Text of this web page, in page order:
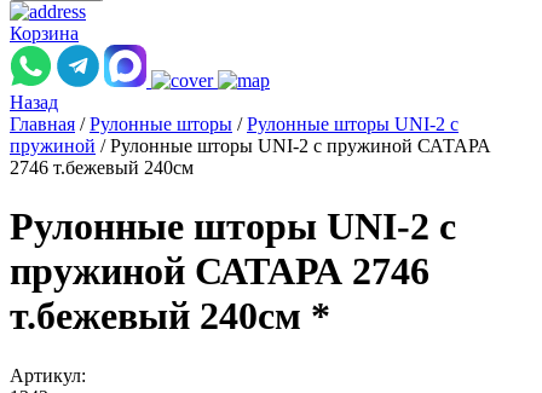
Корзина
Назад
Главная / Рулонные шторы / Рулонные шторы UNI-2 с
пружиной / Рулонные шторы UNI-2 с пружиной САТАРА
2746 т.бежевый 240см
Рулонные шторы UNI-2 с
пружиной САТАРА 2746
т.бежевый 240см *
Артикул: